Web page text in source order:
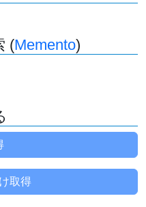
(Memento)